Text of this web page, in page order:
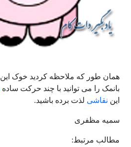
همان طور که ملاحظه کردید خوک این
بانمک را می توانید با چند حرکت ساده
این نقاشی لذت برده باشید.
سمیه مظفری
مطالب مرتبط: